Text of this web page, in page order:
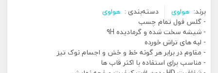
برند: هواوی دسته‌بندی : هواوی
- گلس فول تمام چسب
- شیشه سخت شده و گرمادیده 9H
- لبه های تراش خورده
- مقاوم در برابر هر گونه خط و خش و اجسام نوک تیز
- مناسب برای استفاده با اکثر قاب ها